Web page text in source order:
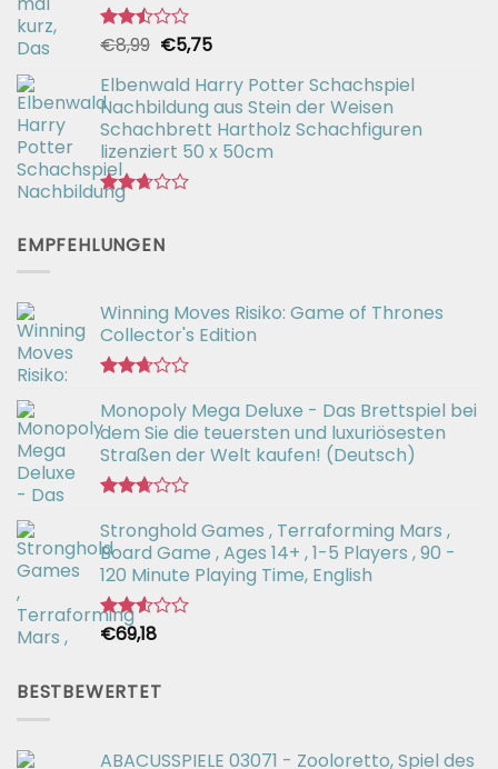
Bewertet
2.50
von 5
€8,99 Ursprünglicher
war:
€8,99
€5,75Aktueller
ist:
€5,75.
Elbenwald Harry Potter Schachspiel
Nachbildung aus Stein der Weisen
Schachbrett Hartholz Schachfiguren
lizenziert 50 x 50cm
Bewertet
2.66
EMPFEHLUNGEN
Winning Moves Risiko: Game of Thrones
Collector's Edition
mit
2.66
von 5
Monopoly Mega Deluxe - Das Brettspiel bei
dem Sie die teuersten und luxuriösesten
Straßen der Welt kaufen! (Deutsch)
mit
2.64
von 5
Stronghold Games , Terraforming Mars ,
Board Game , Ages 14+ , 1-5 Players , 90 -
120 Minute Playing Time, English
Bewertet
von 5
€69,18
BESTBEWERTET
ABACUSSPIELE 03071 - Zooloretto, Spiel des